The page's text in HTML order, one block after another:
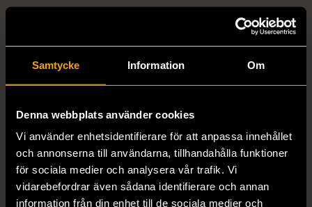
Samtycke Information Om
Denna webbplats använder cookies
Vi använder enhetsidentifierare för att anpassa innehållet
och annonserna till användarna, tillhandahålla funktioner
för sociala medier och analysera vår trafik. Vi
vidarebefordrar även sådana identifierare och annan
information från din enhet till de sociala medier och
– Jag fick hjälp att ställa mig i kö, och efter tre år i kö
fick jag erbjudande om en tvåa i huset i Farsta strand,
säger Kznt.
Stadsmission på plats varje vardag för att främja samtal
och umgänge mellan hyresgästerna. Tillsammans med
boende i huset arrangeras olika aktiviteter såsom
kvinnogrupp, fredagsmys efter skolan och filmkvällar
med popcorn.